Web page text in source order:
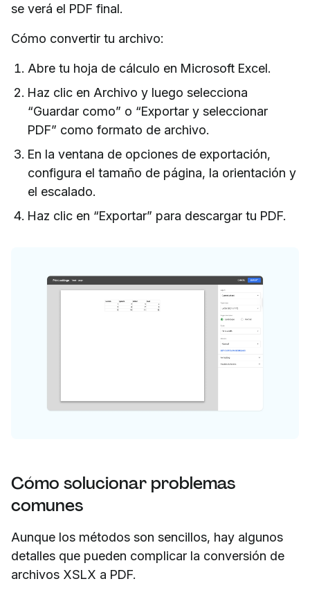
se verá el PDF final.
Cómo convertir tu archivo:
Abre tu hoja de cálculo en Microsoft Excel.
Haz clic en Archivo y luego selecciona
“Guardar como” o “Exportar y seleccionar
PDF” como formato de archivo.
En la ventana de opciones de exportación,
configura el tamaño de página, la orientación y
el escalado.
Haz clic en “Exportar” para descargar tu PDF.
Cómo solucionar problemas
comunes
Aunque los métodos son sencillos, hay algunos
detalles que pueden complicar la conversión de
archivos XSLX a PDF.